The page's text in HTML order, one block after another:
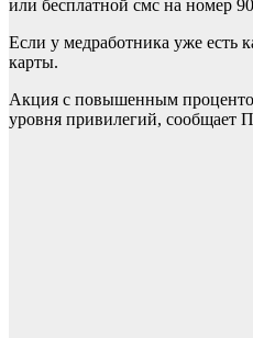
или бесплатной смс на номер
Если у медработника уже есть
карты.
Акция с повышенным
уровня привилегий, сообщает